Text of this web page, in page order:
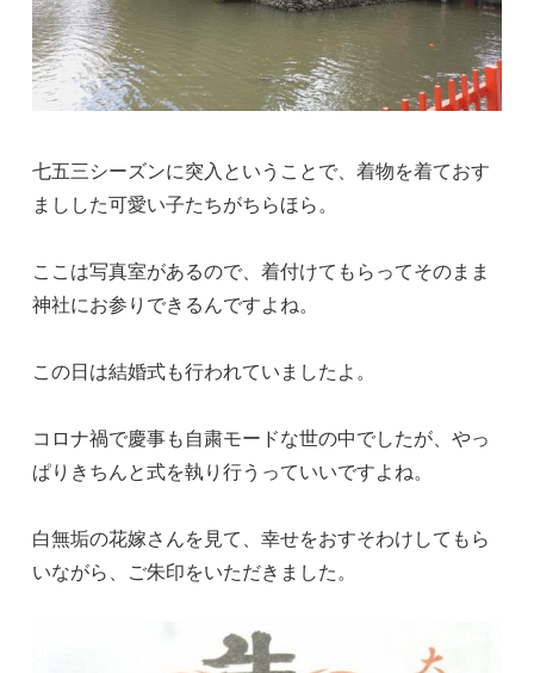
七五三シーズンに突入ということで、着物を着ておす
ましした可愛い子たちがちらほら。
ここは写真室があるので、着付けてもらってそのまま
神社にお参りできるんですよね。
この日は結婚式も行われていましたよ。
コロナ禍で慶事も自粛モードな世の中でしたが、やっ
ぱりきちんと式を執り行うっていいですよね。
白無垢の花嫁さんを見て、幸せをおすそわけしてもら
いながら、ご朱印をいただきました。